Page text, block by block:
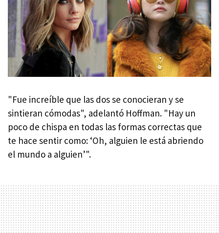
"Fue increíble que las dos se conocieran y se
sintieran cómodas", adelantó Hoffman. "Hay un
poco de chispa en todas las formas correctas que
te hace sentir como: ‘Oh, alguien le está abriendo
el mundo a alguien’".